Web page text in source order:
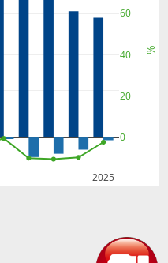
2025
0
20
40
60
%